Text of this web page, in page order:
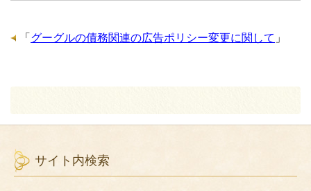
「 グーグルの債務関連の広告ポリシー変更に関して 」
サイト内検索